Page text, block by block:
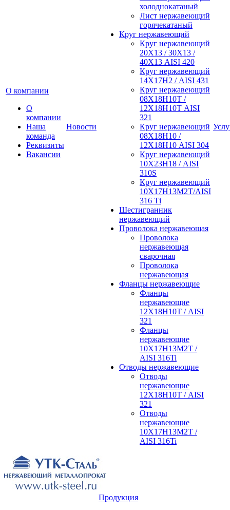
О компании
О
компании
Наша
команда
Реквизиты
Вакансии
Новости
холоднокатаный
Лист нержавеющий
горячекатаный
Круг нержавеющий
Круг нержавеющий
20Х13 / 30Х13 /
40Х13 AISI 420
Круг нержавеющий
14Х17Н2 / AISI 431
Круг нержавеющий
08Х18Н10Т /
12Х18Н10Т AISI
321
Круг нержавеющий
08Х18Н10 /
12Х18Н10 AISI 304
Круг нержавеющий
10Х23Н18 / AISI
310S
Круг нержавеющий
10Х17Н13М2Т/AISI
316 Тi
Шестигранник
нержавеющий
Проволока нержавеющая
Проволока
нержавеющая
сварочная
Проволока
нержавеющая
Фланцы нержавеющие
Фланцы
нержавеющие
12Х18Н10Т / AISI
321
Фланцы
нержавеющие
10Х17Н13М2Т /
AISI 316Ti
Отводы нержавеющие
Отводы
нержавеющие
12Х18Н10Т / AISI
321
Отводы
нержавеющие
10Х17Н13М2Т /
AISI 316Ti
Продукция